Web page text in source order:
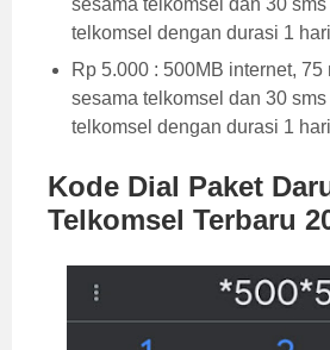
telkomsel dengan durasi 1
Rp 5.000 : 500MB internet, 75
sesama telkomsel dan 30
telkomsel dengan durasi 1
Kode Dial Paket
Telkomsel Terbaru